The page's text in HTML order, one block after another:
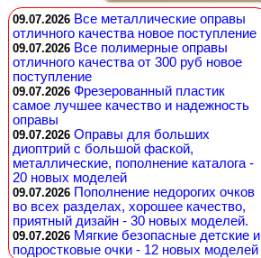
09.07.2026 Все металлические оправы
отличного качества новое поступление
09.07.2026 Все полимерные оправы
отличного качества от 300 руб новое
поступление
09.07.2026 Фрезерованный пластик
самое лучшее качество и надежность
оправы
09.07.2026 Оправы для больших
диоптрий с большой фаской,
металлические, пополнение каталога -
20 новых моделей
09.07.2026 Пополнение недорогих очков
во всех разделах, хорошее качество,
приятный дизайн - 30 новых моделей.
09.07.2026 Мягкие безопасные детские и
подростковые очки - 12 новых моделей